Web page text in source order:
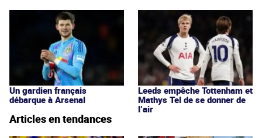
Un gardien français
débarque à Arsenal
Leeds empêche Tottenham et
Mathys Tel de se donner de
l’air
Articles en tendances